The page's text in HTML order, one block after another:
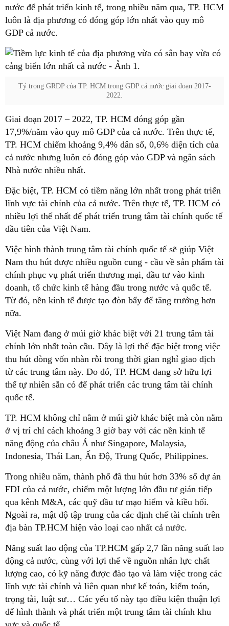
nước để phát triển kinh tế, trong nhiều năm qua, TP. HCM
luôn là địa phương có đóng góp lớn nhất vào quy mô
GDP cả nước.
Tỷ trọng GRDP của TP. HCM trong GDP cả nước giai đoạn 2017-
2022.
Giai đoạn 2017 – 2022, TP. HCM đóng góp gần
17,9%/năm vào quy mô GDP của cả nước. Trên thực tế,
TP. HCM chiếm khoảng 9,4% dân số, 0,6% diện tích của
cả nước nhưng luôn có đóng góp vào GDP và ngân sách
Nhà nước nhiều nhất.
Đặc biệt, TP. HCM có tiềm năng lớn nhất trong phát triển
lĩnh vực tài chính của cả nước. Trên thực tế, TP. HCM có
nhiều lợi thế nhất để phát triển trung tâm tài chính quốc tế
đầu tiên của Việt Nam.
Việc hình thành trung tâm tài chính quốc tế sẽ giúp Việt
Nam thu hút được nhiều nguồn cung - cầu về sản phẩm tài
chính phục vụ phát triển thương mại, đầu tư vào kinh
doanh, tổ chức kinh tế hàng đầu trong nước và quốc tế.
Từ đó, nền kinh tế được tạo đòn bẩy để tăng trưởng hơn
nữa.
Việt Nam đang ở múi giờ khác biệt với 21 trung tâm tài
chính lớn nhất toàn cầu. Đây là lợi thế đặc biệt trong việc
thu hút dòng vốn nhàn rỗi trong thời gian nghỉ giao dịch
từ các trung tâm này. Do đó, TP. HCM đang sở hữu lợi
thế tự nhiên sẵn có để phát triển các trung tâm tài chính
quốc tế.
TP. HCM không chỉ nằm ở múi giờ khác biệt mà còn nằm
ở vị trí chỉ cách khoảng 3 giờ bay với các nền kinh tế
năng động của châu Á như Singapore, Malaysia,
Indonesia, Thái Lan, Ấn Độ, Trung Quốc, Philippines.
Trong nhiều năm, thành phố đã thu hút hơn 33% số dự án
FDI của cả nước, chiếm một lượng lớn đầu tư gián tiếp
qua kênh M&A, các quỹ đầu tư mạo hiểm và kiều hối.
Ngoài ra, mật độ tập trung của các định chế tài chính trên
địa bàn TP.HCM hiện vào loại cao nhất cả nước.
Năng suất lao động của TP.HCM gấp 2,7 lần năng suất lao
động cả nước, cùng với lợi thế về nguồn nhân lực chất
lượng cao, có kỹ năng được đào tạo và làm việc trong các
lĩnh vực tài chính và liên quan như kế toán, kiểm toán,
trọng tài, luật sư… Các yếu tố này tạo điều kiện thuận lợi
để hình thành và phát triển một trung tâm tài chính khu